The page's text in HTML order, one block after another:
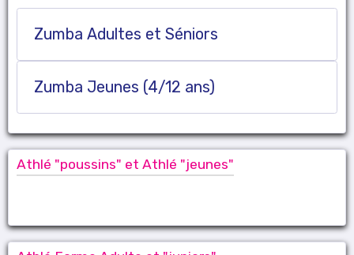
Zumba Adultes et Séniors
Zumba Jeunes (4/12 ans)
Athlé "poussins" et Athlé "jeunes"